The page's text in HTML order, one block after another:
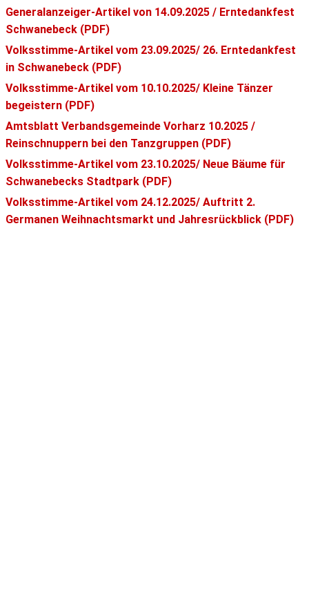
Generalanzeiger-Artikel von 14.09.2025 / Erntedankfest
Schwanebeck (PDF)
Volksstimme-Artikel vom 23.09.2025/ 26. Erntedankfest
in Schwanebeck (PDF)
Volksstimme-Artikel vom 10.10.2025/ Kleine Tänzer
begeistern (PDF)
Amtsblatt Verbandsgemeinde Vorharz 10.2025 /
Reinschnuppern bei den Tanzgruppen (PDF)
Volksstimme-Artikel vom 23.10.2025/ Neue Bäume für
Schwanebecks Stadtpark (PDF)
Volksstimme-Artikel vom 24.12.2025/ Auftritt 2.
Germanen Weihnachtsmarkt und Jahresrückblick (PDF)